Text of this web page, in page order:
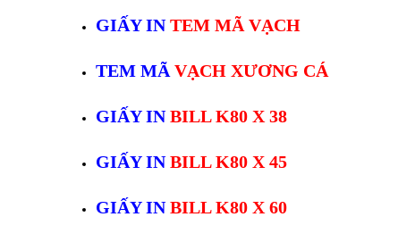
GIẤY INTEM MÃ VẠCH
TEM MÃ VẠCH XƯƠNG CÁ
GIẤY INBILL K80 X 38
GIẤY INBILL K80 X 45
GIẤY INBILL K80 X 60